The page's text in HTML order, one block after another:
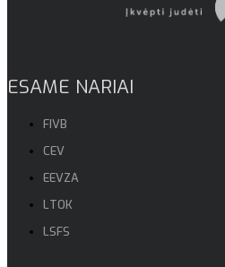
ESAME NARIAI
FIVB
CEV
EEVZA
LTOK
LSFS